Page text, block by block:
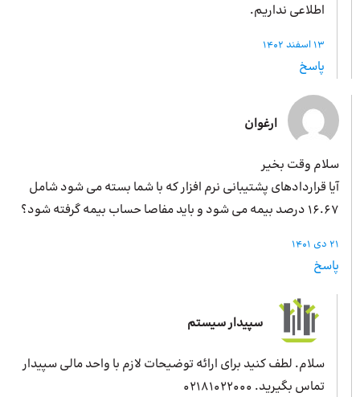
اطلاعی نداریم.
13 اسفند 1402
پاسخ
ارغوان
سلام وقت بخیر
آیا قراردادهای پشتیبانی نرم افزار که با شما بسته می شود شامل
16.67 درصد بیمه می شود و باید مفاصا حساب بیمه گرفته شود؟
21 دی 1401
پاسخ
سپیدار سیستم
سلام. لطف کنید برای ارائه توضیحات لازم با واحد مالی سپیدار
تماس بگیرید. 02181022000